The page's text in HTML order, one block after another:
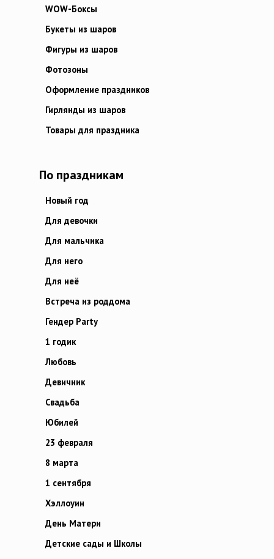
WOW-Боксы
Букеты из шаров
Фигуры из шаров
Фотозоны
Оформление праздников
Гирлянды из шаров
Товары для праздника
По праздникам
Новый год
Для девочки
Для мальчика
Для него
Для неё
Встреча из роддома
Гендер Party
1 годик
Любовь
Девичник
Свадьба
Юбилей
23 февраля
8 марта
1 сентября
Хэллоуин
День Матери
Детские сады и Школы